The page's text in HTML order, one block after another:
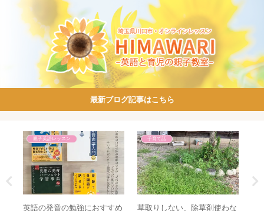
最新ブログ記事はこちら
親子英語レッスン
英語の発音の勉強におすすめ
子育て話
草取りしない、除草剤使わな